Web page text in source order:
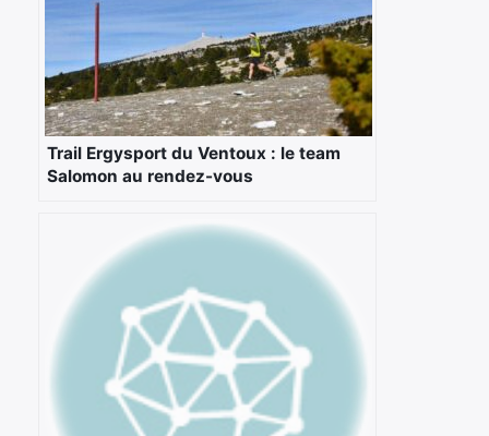
Trail Ergysport du Ventoux : le team
Salomon au rendez-vous